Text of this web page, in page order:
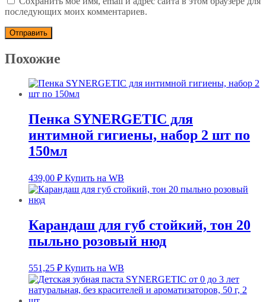
последующих моих комментариев.
Похожие
Пенка SYNERGETIC для
интимной гигиены, набор 2 шт по
150мл
439,00 ₽ Купить на WB
Карандаш для губ стойкий, тон 20
пыльно розовый нюд
551,25 ₽ Купить на WB